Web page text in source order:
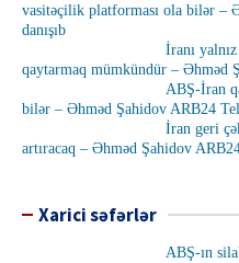
vasitəçilik platforması ola bilər –
danışıb
İranı
qaytarmaq mümkündür – Əhməd
ABŞ-İran
bilər – Əhməd Şahidov ARB24
İran geri
artıracaq – Əhməd Şahidov
Xarici səfərlər
ABŞ-ın